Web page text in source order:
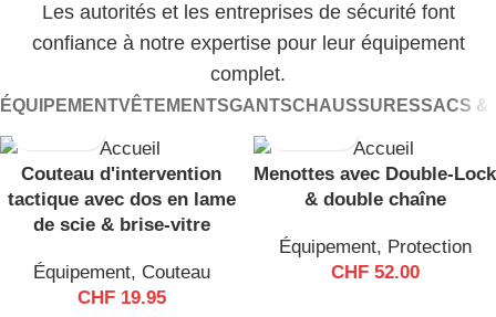
Professionnel
Équipement
Découvrez des équipements de haute qualité pour
la police, l'armée et les services de sécurité - des
vêtements tactiques aux accessoires robustes,
conçus pour une sécurité, un confort et une
Les autorités et les entreprises de sécurité font
confiance à notre expertise pour leur équipement
complet.
ÉQUIPEMENTVÊTEMENTSGANTSCHAUSSURESSACS &
Couteau d'intervention
tactique avec dos en lame
de scie & brise-vitre
Équipement, Couteau
CHF19.95
Menottes avec Double-Lock
& double chaîne
Équipement, Protection
CHF52.00